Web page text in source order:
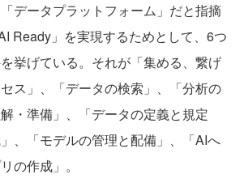
データプラットフォーム」だと指摘
Ready」を実現するためとして、6つ
挙げている。それが「集める、繋げ
ス」、「データの検索」、「分析の
・準備」、「データの定義と規定
、「モデルの管理と配備」、「AIへ
の作成」。